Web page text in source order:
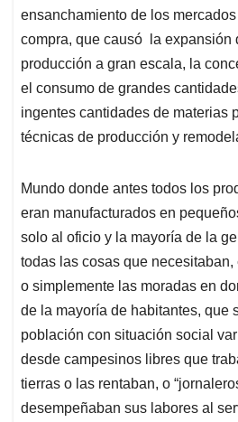
ensanchamiento de los
compra, que causó la expansión
producción a gran escala, la
el consumo de grandes
ingentes cantidades de materias
técnicas de producción y
Mundo donde antes todos los
eran manufacturados en
solo al oficio y la mayoría de la
todas las cosas que
o simplemente las moradas en
de la mayoría de habitantes, que
población con situación social
desde campesinos libres que
tierras o las rentaban, o
desempeñaban sus labores al